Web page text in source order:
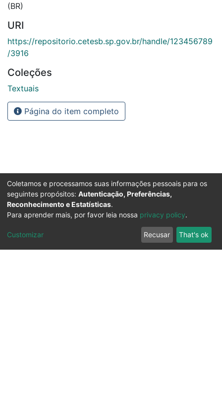
(BR)
URI
https://repositorio.cetesb.sp.gov.br/handle/123456789
/3916
Coleções
Textuais
Página do item completo
Coletamos e processamos suas informações pessoais para os
seguintes propósitos: Autenticação, Preferências,
Reconhecimento e Estatísticas.
Para aprender mais, por favor leia nossa privacy policy.
Customizar Recusar That's ok